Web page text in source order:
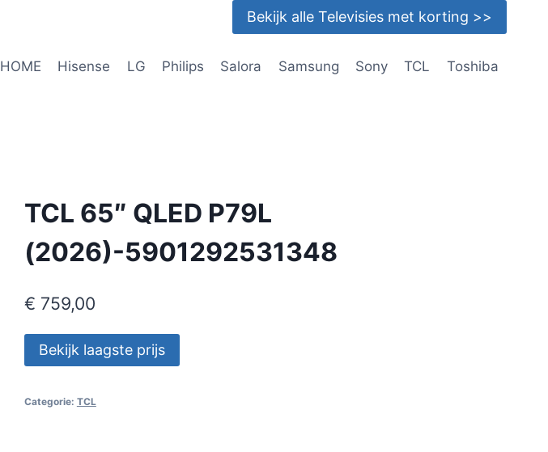
Bekijk alle Televisies met korting >>
HOME Hisense LG Philips Salora Samsung Sony TCL Toshiba
TCL 65″ QLED P79L
(2026)-5901292531348
€ 759,00
Bekijk laagste prijs
Categorie: TCL